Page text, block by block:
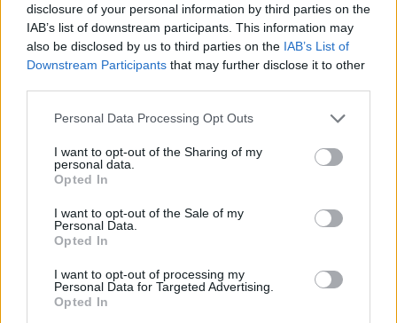
disclosure of your personal information by third parties on the
IAB’s list of downstream participants. This information may
also be disclosed by us to third parties on the IAB’s List of
Downstream Participants that may further disclose it to other
Personal Data Processing Opt Outs
I want to opt-out of the Sharing of my
personal data.
Opted In
I want to opt-out of the Sale of my
Personal Data.
Opted In
I want to opt-out of processing my
Personal Data for Targeted Advertising.
Opted In
επαναξιολογήσετε προτεραιότητες, να απομακρυνθείτε από
ανθρώπους ή καταστάσεις που εμποδίζουν την εξέλιξή σας και
να δείτε καθαρά τι είναι αυτό που σας γεμίζει. Η περίοδος αυτή
Υδροχόος
Οι Υδροχόοι ξεκινούν έναν νέο κύκλο ζωής, όπου θα δώσουν
μεγαλύτερη σημασία στο να κάνουν πραγματικότητα τα όνειρά
ίσως είχαν αφήσει στην άκρη. Νέα επαγγελματικά projects,
σπουδές, ταξίδια ή ακόμα και μετεγκατάσταση βρίσκονται στον
σε κάθε τομέα της ζωής σας. Είναι η στιγμή να ονειρευτείτε, να
έχετε φιλοδοξίες και να κάνετε το πρώτο βήμα προς το μέλλον